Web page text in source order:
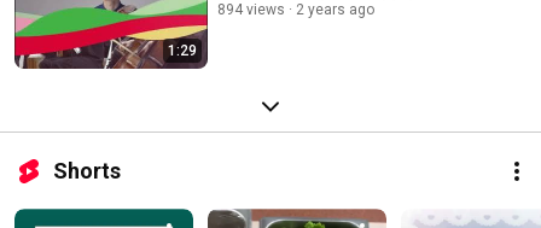
1:29
894 views 2 years ago
Shorts